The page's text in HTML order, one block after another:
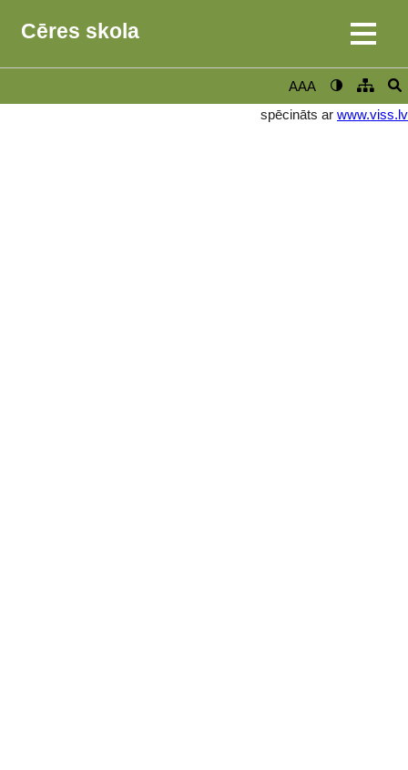
Cēres skola
AAA
spēcināts ar www.viss.lv